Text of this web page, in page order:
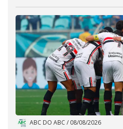
ABC DO ABC / 08/08/2026